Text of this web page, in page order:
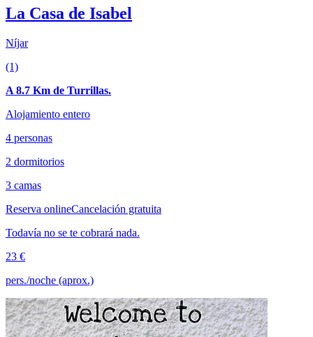
La Casa de Isabel
Níjar
(1)
A 8.7 Km de Turrillas.
Alojamiento entero
4 personas
2 dormitorios
3 camas
Reserva onlineCancelación gratuita
Todavía no se te cobrará nada.
23 €
pers./noche (aprox.)